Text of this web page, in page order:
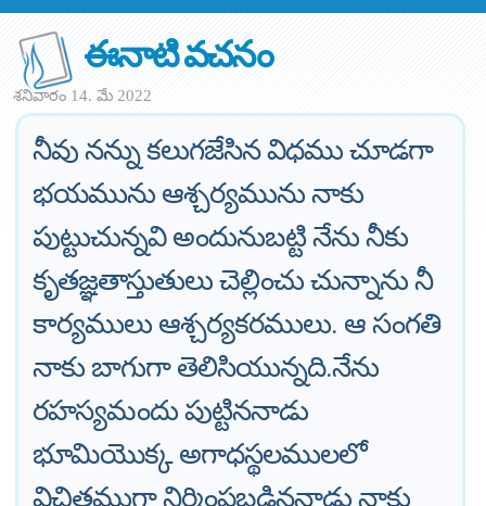
ఈనాటి వచనం
శనివారం 14. మే 2022
నీవు నన్ను కలుగజేసిన విధము చూడగా
భయమును ఆశ్చర్యమును నాకు
పుట్టుచున్నవి అందునుబట్టి నేను నీకు
కృతజ్ఞతాస్తుతులు చెల్లించు చున్నాను నీ
కార్యములు ఆశ్చర్యకరములు. ఆ సంగతి
నాకు బాగుగా తెలిసియున్నది.నేను
రహస్యమందు పుట్టిననాడు
భూమియొక్క అగాధస్థలములలో
విచిత్రముగా నిర్మింపబడిననాడు నాకు